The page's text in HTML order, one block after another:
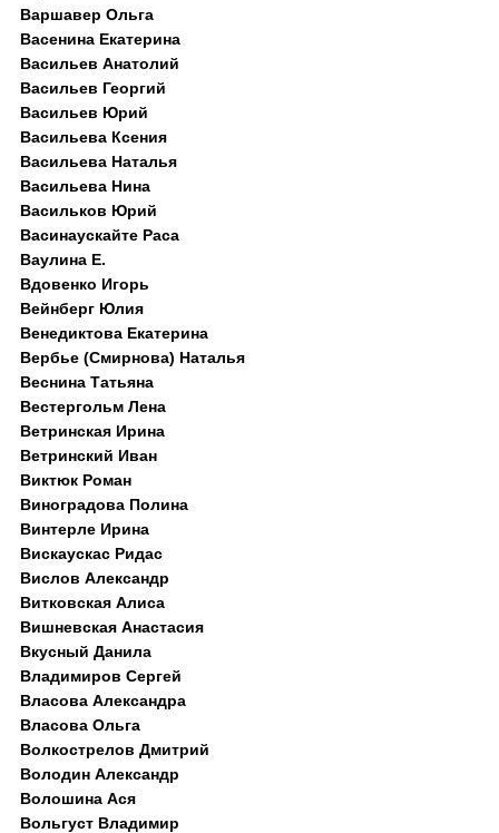
Варшавер Ольга
Васенина Екатерина
Васильев Анатолий
Васильев Георгий
Васильев Юрий
Васильева Ксения
Васильева Наталья
Васильева Нина
Васильков Юрий
Васинаускайте Раса
Ваулина Е.
Вдовенко Игорь
Вейнберг Юлия
Венедиктова Екатерина
Вербье (Смирнова) Наталья
Веснина Татьяна
Вестергольм Лена
Ветринская Ирина
Ветринский Иван
Виктюк Роман
Виноградова Полина
Винтерле Ирина
Вискаускас Ридас
Вислов Александр
Витковская Алиса
Вишневская Анастасия
Вкусный Данила
Владимиров Сергей
Власова Александра
Власова Ольга
Волкострелов Дмитрий
Володин Александр
Волошина Ася
Вольгуст Владимир